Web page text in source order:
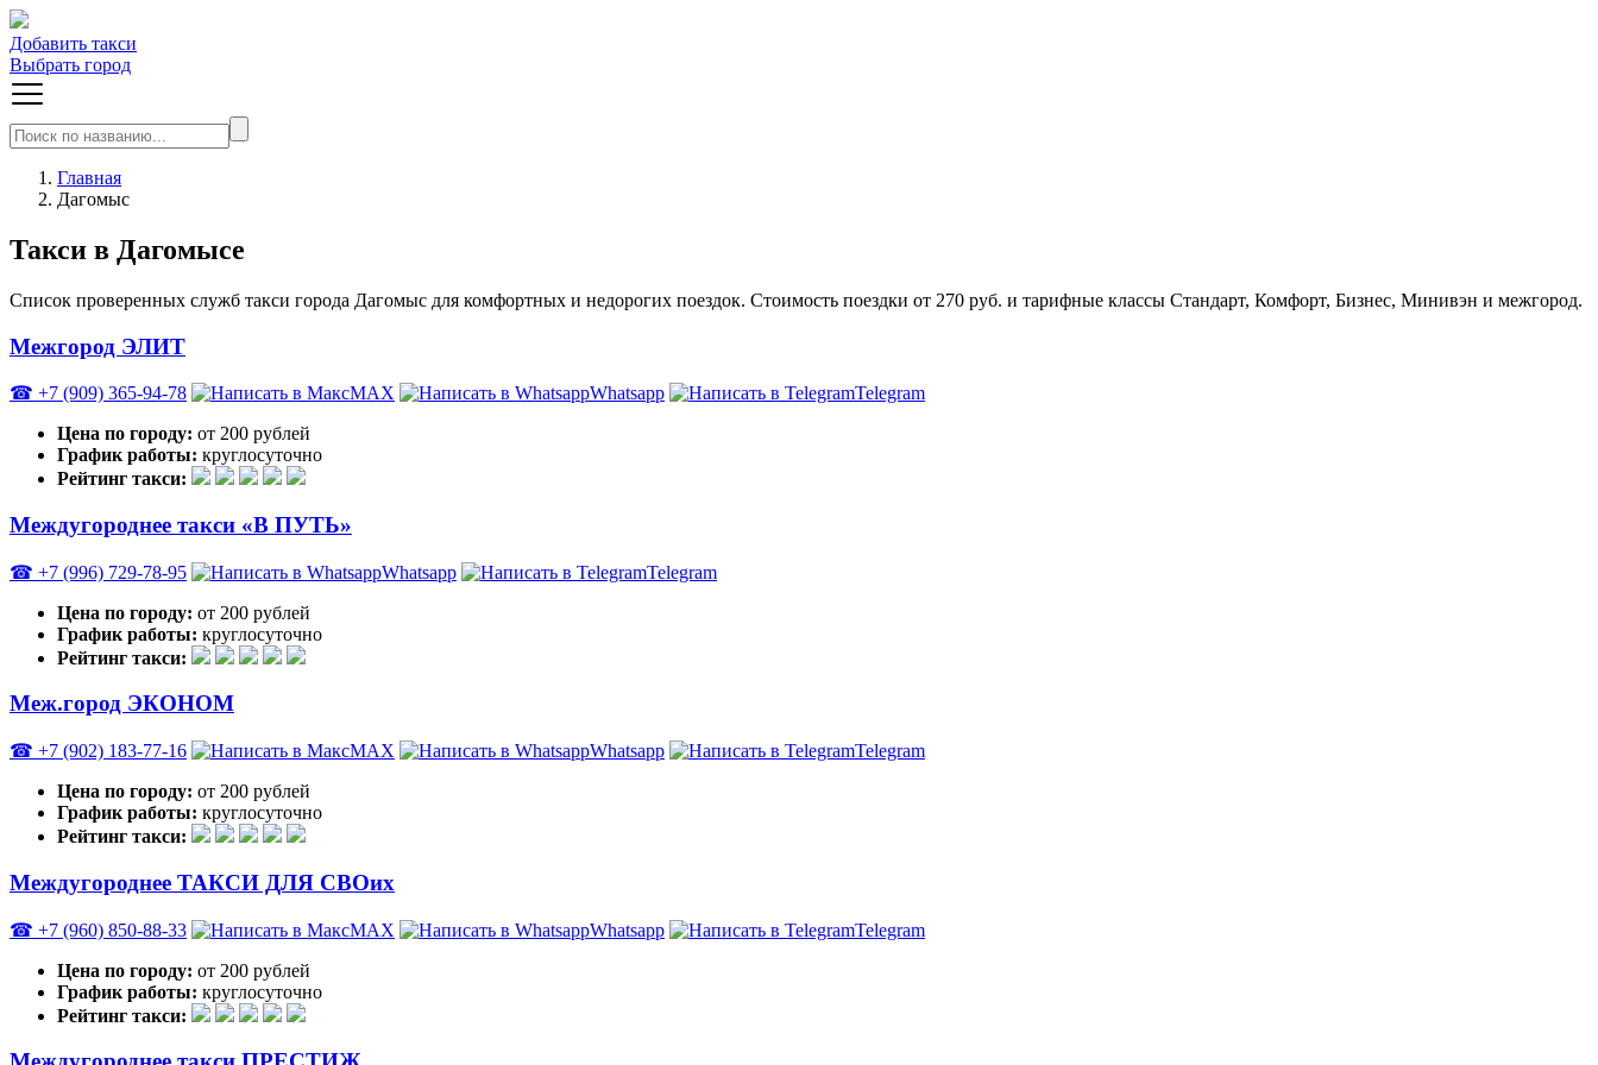
Добавить такси
Выбрать город
Главная
Дагомыс
Такси в Дагомысе
Список проверенных служб такси города Дагомыс для комфортных и недорогих поездок. Стоимость поездки от 270 руб. и тарифные классы Стандарт, Комфорт, Бизнес, Минивэн и межгород.
Межгород ЭЛИТ
☎ +7 (909) 365-94-78 MAX Whatsapp
Telegram
Цена по городу: от 200 рублей
График работы: круглосуточно
Рейтинг такси:
Междугороднее такси «В ПУТЬ»
☎ +7 (996) 729-78-95 Whatsapp
Telegram
Цена по городу: от 200 рублей
График работы: круглосуточно
Рейтинг такси:
Меж.город ЭКОНОМ
☎ +7 (902) 183-77-16 MAX Whatsapp
Telegram
Цена по городу: от 200 рублей
График работы: круглосуточно
Рейтинг такси:
Междугороднее ТАКСИ ДЛЯ СВОих
☎ +7 (960) 850-88-33 MAX Whatsapp
Telegram
Цена по городу: от 200 рублей
График работы: круглосуточно
Рейтинг такси: